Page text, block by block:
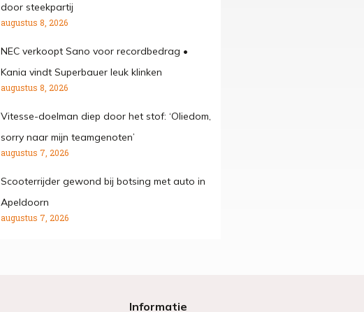
door steekpartij
augustus 8, 2026
NEC verkoopt Sano voor recordbedrag •
Kania vindt Superbauer leuk klinken
augustus 8, 2026
Vitesse-doelman diep door het stof: ‘Oliedom,
sorry naar mijn teamgenoten’
augustus 7, 2026
Scooterrijder gewond bij botsing met auto in
Apeldoorn
augustus 7, 2026
Informatie